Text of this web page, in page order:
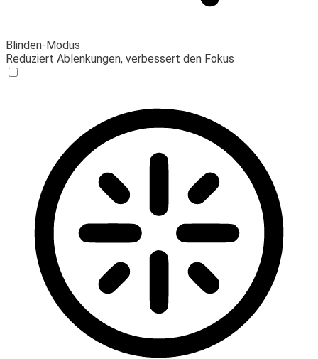
Blinden-Modus
Reduziert Ablenkungen, verbessert den Fokus